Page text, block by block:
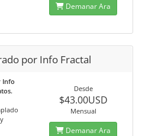
Demanar Ara
por Info Fractal
Info
Desde
$43.00USD
Mensual
Demanar Ara